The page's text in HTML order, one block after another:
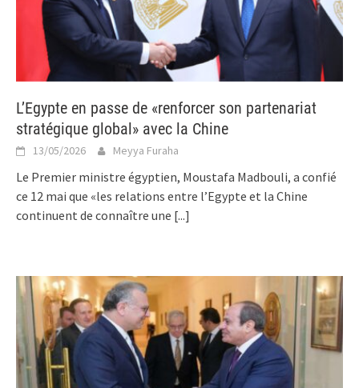
L’Egypte en passe de «renforcer son partenariat
stratégique global» avec la Chine
13/05/2026 Meyya Furaha
Le Premier ministre égyptien, Moustafa Madbouli, a confié
ce 12 mai que «les relations entre l’Egypte et la Chine
continuent de connaître une [...]